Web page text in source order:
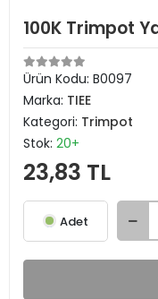
100K Trimpot
Ürün Kodu: B0097
Marka: TIEE
Kategori: Trimpot
Stok: 20+
23,83 TL
Adet